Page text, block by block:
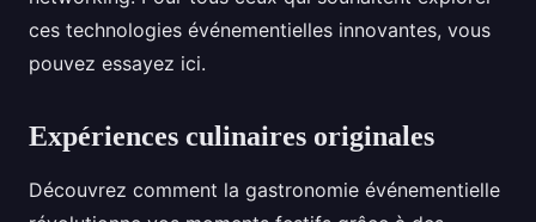
ces technologies événementielles innovantes, vous
pouvez essayez ici.
Expériences culinaires originales
Découvrez comment la gastronomie événementielle